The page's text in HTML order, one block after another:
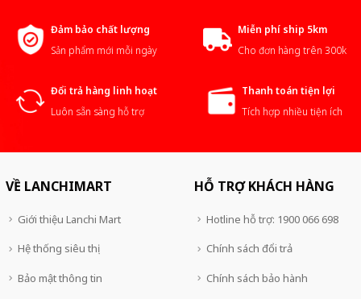
Đảm bảo chất lượng
Sản phẩm mới mỗi ngày
Miễn phí ship 5km
Cho đơn hàng trên 300k
Đổi trả hàng linh hoạt
Luôn sẵn sàng hỗ trợ
Thanh toán tiện lợi
Tích hợp nhiều tiện ích
VỀ LANCHIMART
Giới thiệu Lanchi Mart
Hệ thống siêu thị
Bảo mật thông tin
HỖ TRỢ KHÁCH HÀNG
Hotline hỗ trợ: 1900 066 698
Chính sách đổi trả
Chính sách bảo hành